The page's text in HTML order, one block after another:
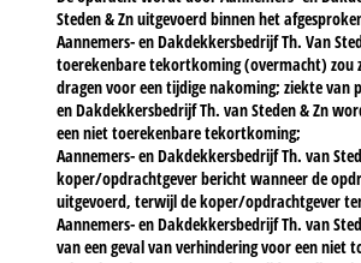
Steden & Zn uitgevoerd binnen het
Aannemers- en Dakdekkersbedrijf Th. Van
toerekenbare tekortkoming (overmacht) zou
dragen voor een tijdige nakoming; ziekte van
en Dakdekkersbedrijf Th. van Steden & Zn
een niet toerekenbare tekortkoming;
Aannemers- en Dakdekkersbedrijf Th. van
koper/opdrachtgever bericht wanneer de
uitgevoerd, terwijl de koper/opdrachtgever
Aannemers- en Dakdekkersbedrijf Th. van
van een geval van verhindering voor een niet